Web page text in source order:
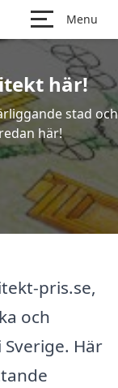
Menu
här!
stad och
här!
pris.se,
och
Här